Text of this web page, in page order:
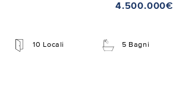
4.500.000€
10 Locali 5 Bagni